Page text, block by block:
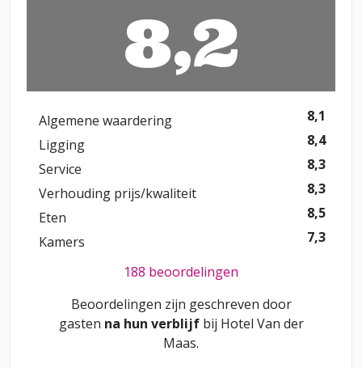
8,2
Algemene waardering
8,1
Ligging
8,4
Service
8,3
Verhouding prijs/kwaliteit
8,3
Eten
8,5
Kamers
7,3
188 beoordelingen
Beoordelingen zijn geschreven door
gasten na hun verblijf bij Hotel Van der
Maas.